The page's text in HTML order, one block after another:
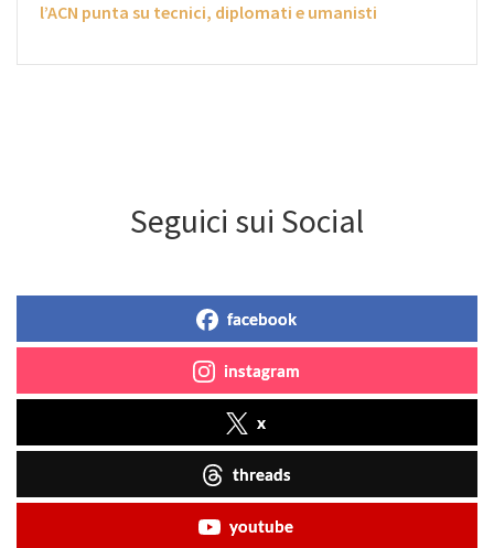
l’ACN punta su tecnici, diplomati e umanisti
Seguici sui Social
facebook
instagram
x
threads
youtube